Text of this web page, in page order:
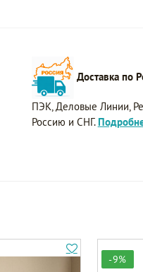
Доставка по
ПЭК, Деловые Линии,
Россию и СНГ.
-9%